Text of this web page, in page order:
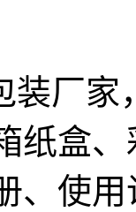
装厂
纸盒
、使